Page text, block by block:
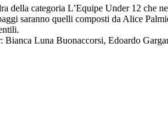
categoria L’Equipe Under 12 che
saranno quelli composti da Alice
Luna Buonaccorsi, Edoardo